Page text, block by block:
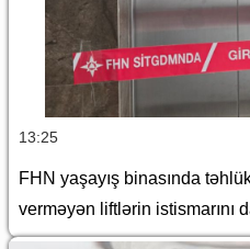
13:25
FHN yaşayış binasında
verməyən liftlərin istismarını